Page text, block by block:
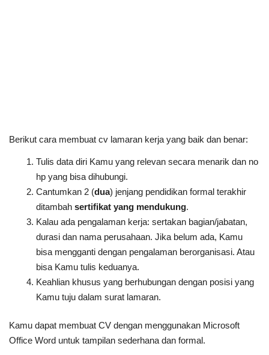
Berikut cara membuat cv lamaran kerja yang baik dan benar:
Tulis data diri Kamu yang relevan secara menarik dan no
hp yang bisa dihubungi.
Cantumkan 2 (dua) jenjang pendidikan formal terakhir
ditambah sertifikat yang mendukung.
Kalau ada pengalaman kerja: sertakan bagian/jabatan,
durasi dan nama perusahaan. Jika belum ada, Kamu
bisa mengganti dengan pengalaman berorganisasi. Atau
bisa Kamu tulis keduanya.
Keahlian khusus yang berhubungan dengan posisi yang
Kamu tuju dalam surat lamaran.
Kamu dapat membuat CV dengan menggunakan Microsoft
Office Word untuk tampilan sederhana dan formal.